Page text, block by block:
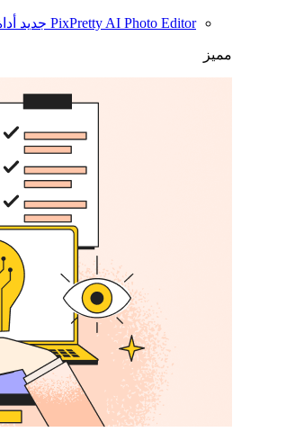
PixPretty AI Photo Editor جديد
مميز